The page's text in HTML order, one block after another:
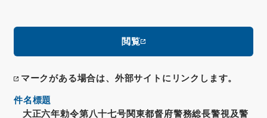
閲覧
マークがある場合は、外部サイトにリンクします。
件名標題
大正六年勅令第八十七号関東都督府警務総長警視及警